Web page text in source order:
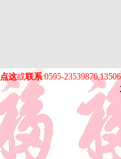
点这或联系:0595-